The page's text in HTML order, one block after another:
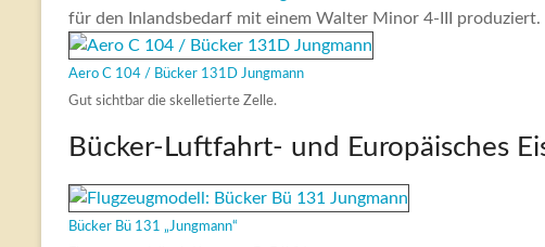
für den Inlandsbedarf mit einem Walter Minor 4-III produziert.
Aero C 104 / Bücker 131D Jungmann
Gut sichtbar die skelletierte Zelle.
Bücker-Luftfahrt- und Europäisches
Bücker Bü 131 „Jungmann“